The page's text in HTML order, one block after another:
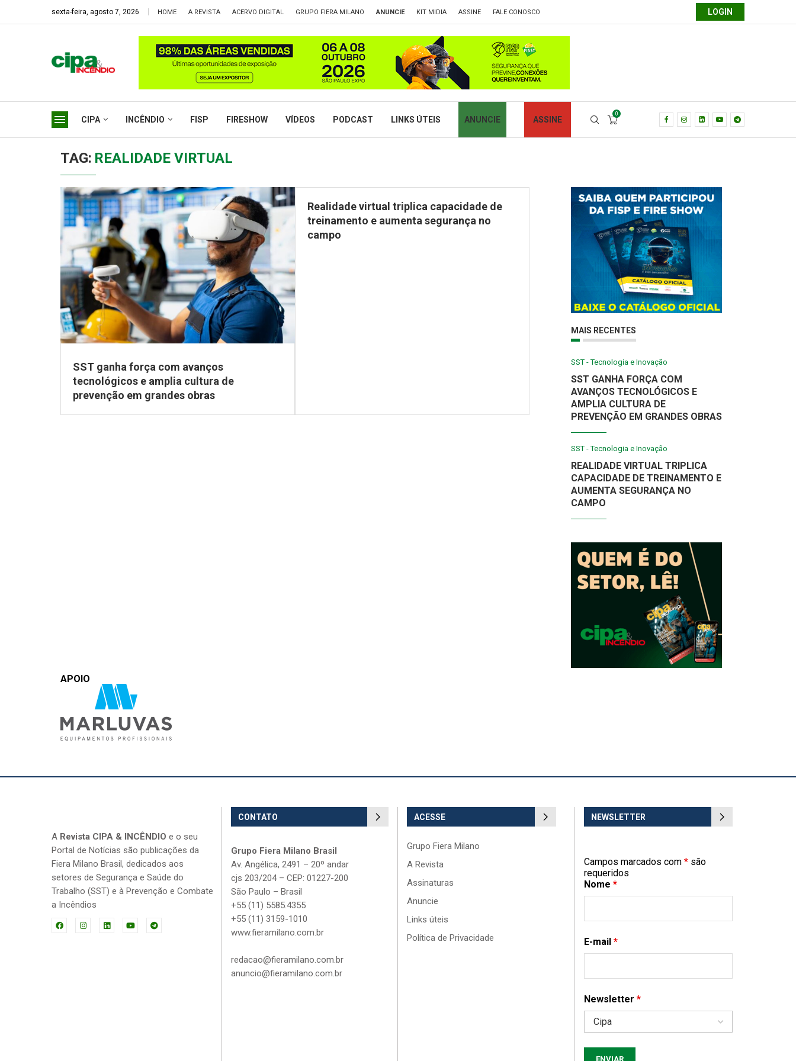
sexta-feira, agosto 7, 2026 HOME A REVISTA ACERVO DIGITAL GRUPO FIERA MILANO ANUNCIE KIT MIDIA ASSINE FALE CONOSCO LOGIN
CIPA INCÊNDIO FISP FIRESHOW VÍDEOS PODCAST LINKS ÚTEIS ANUNCIE ASSINE
0
TAG: REALIDADE VIRTUAL
SST ganha força com avanços
tecnológicos e amplia cultura de
prevenção em grandes obras
Realidade virtual triplica capacidade de
treinamento e aumenta segurança no
campo
MAIS RECENTES
SST - Tecnologia e Inovação
SST GANHA FORÇA COM
AVANÇOS TECNOLÓGICOS E
AMPLIA CULTURA DE
PREVENÇÃO EM GRANDES OBRAS
SST - Tecnologia e Inovação
REALIDADE VIRTUAL TRIPLICA
CAPACIDADE DE TREINAMENTO E
AUMENTA SEGURANÇA NO
CAMPO
APOIO
A Revista CIPA & INCÊNDIO e o seu
Portal de Notícias são publicações da
Fiera Milano Brasil, dedicados aos
setores de Segurança e Saúde do
Trabalho (SST) e à Prevenção e Combate
a Incêndios
CONTATO
Grupo Fiera Milano Brasil
Av. Angélica, 2491 – 20º andar
cjs 203/204 – CEP: 01227-200
São Paulo – Brasil
+55 (11) 5585.4355
+55 (11) 3159-1010
www.fieramilano.com.br
redacao@fieramilano.com.br
anuncio@fieramilano.com.br
ACESSE
Grupo Fiera Milano
A Revista
Assinaturas
Anuncie
Links úteis
Política de Privacidade
NEWSLETTER
Campos marcados com *são
requeridos
Nome *
E-mail *
Newsletter *